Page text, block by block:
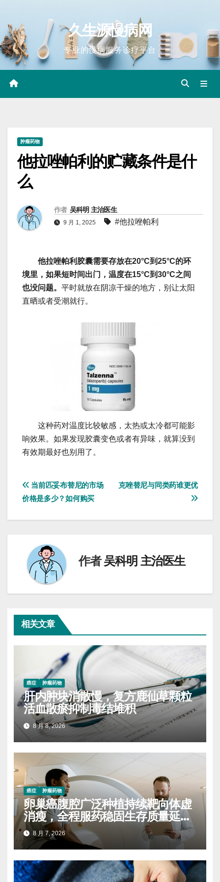
content
久生源慢病网
专业的慢病服务诊疗平台
肿瘤药物
他拉唑帕利的贮藏条件是什
么
作者 吴科明 主治医生
9 月 1, 2025 #他拉唑帕利
他拉唑帕利胶囊需要存放在20°C到25°C的环
境里，如果短时间出门，温度在15°C到30°C之间
也没问题。 平时就放在阴凉干燥的地方，别让太阳
直晒或者受潮就行。
这种药对温度比较敏感，太热或太冷都可能影
响效果。如果发现胶囊变色或者有异味，就算没到
有效期最好也别用了。
文
章
航
克唑替尼与同类药谁更优
当前匹妥布替尼的市场
价格是多少？如何购买
作者吴科明 主治医生
相关文章
癌症 肿瘤药物
肝内肿块消散慢，复方鹿仙草颗粒
活血散瘀抑制毒结堆积
8 月 8, 2026
癌症 肿瘤药物
卵巢癌腹腔广泛种植持续靶向体虚
消瘦，全程服药稳固生存质量延缓
进展
8 月 7, 2026